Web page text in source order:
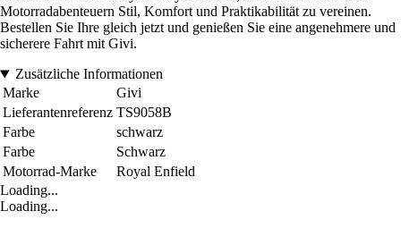
Motorradabenteuern Stil, Komfort und Praktikabilität zu vereinen.
Bestellen Sie Ihre gleich jetzt und genießen Sie eine angenehmere und
sicherere Fahrt mit Givi.
Zusätzliche Informationen
Marke
Givi
Lieferantenreferenz TS9058B
Farbe
schwarz
Farbe
Schwarz
Motorrad-Marke
Royal Enfield
Loading...
Loading...